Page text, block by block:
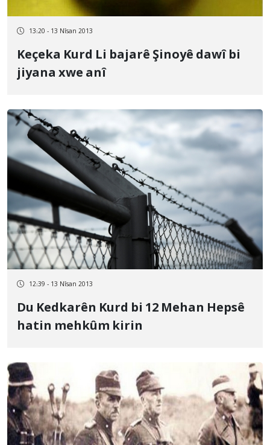
13:20 - 13 Nîsan 2013
Keçeka Kurd Li bajarê Şinoyê dawî bi
jiyana xwe anî
12:39 - 13 Nîsan 2013
Du Kedkarên Kurd bi 12 Mehan Hepsê
hatin mehkûm kirin